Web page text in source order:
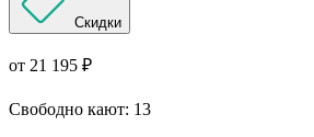
Скидки
от 21 195 ₽
Свободно кают: 13